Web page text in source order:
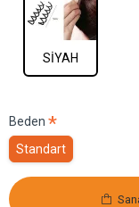
SİYAH
Beden
Standart